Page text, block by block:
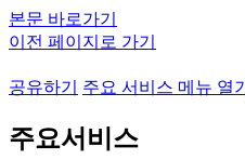
본문 바로가기
이전 페이지로 가기
공유하기 주요 서비스 메뉴 열기
주요서비스